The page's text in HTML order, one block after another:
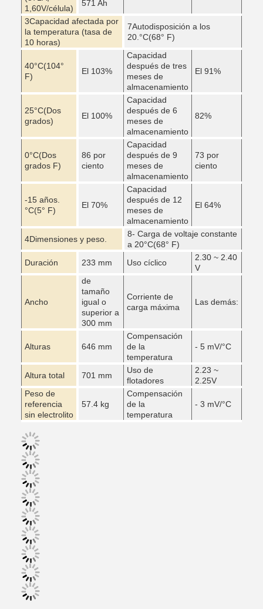
1,60V/célula)
571 Ah
3Capacidad afectada por
la temperatura (tasa de
10 horas)
7Autodisposición a los
20. °C(68° F)
40°C(104°
F)
El 103%
Capacidad
después de tres
meses de
almacenamiento
El 91%
25°C(Dos
grados)
El 100%
Capacidad
después de 6
meses de
almacenamiento
82%
0°C(Dos
grados F)
86 por
ciento
Capacidad
después de 9
meses de
almacenamiento
73 por
ciento
-15 años.
°C(5° F)
El 70%
Capacidad
después de 12
meses de
almacenamiento
El 64%
4Dimensiones y peso.
8- Carga de voltaje constante
a 20°C(68° F)
Duración
233 mm Uso cíclico
2.30 ~ 2.40
V
Ancho
de
tamaño
igual o
superior a
300 mm
Corriente de
carga máxima
Las demás:
Alturas 646 mm
Compensación
de la
temperatura
- 5 mV/°C
Altura total 701 mm
Uso de
flotadores
2.23 ~
2.25V
Peso de
referencia
sin electrolito
57.4 kg
Compensación
de la
temperatura
- 3 mV/°C